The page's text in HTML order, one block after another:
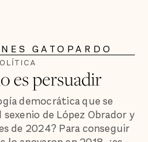
GATOPARDO
es persuadir
democrática que se
de López Obrador y
de 2024? Para conseguir